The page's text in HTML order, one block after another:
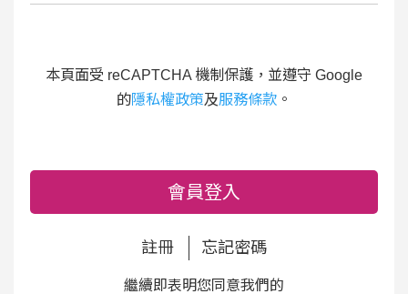
本頁面受 reCAPTCHA 機制保護，並遵守 Google
的隱私權政策及服務條款 。
會員登入
註冊 忘記密碼
繼續即表明您同意我們的